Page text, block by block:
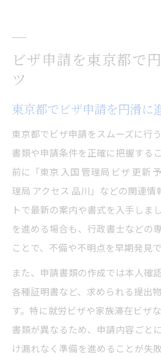
ビザ申請を東京都で
ツ
東京都でビザ申請を円滑に
東京都でビザ申請をスムーズに行
書類や申請条件を正確に把握する
前に「東京 入国 管理局 ビザ 更新
理局 アクセス 品川」などの関連情
トで最新の案内や書式を入手しま
を進める場合も、行政書士などの
ことで、不備や不明点を早期発見で
また、申請書類の作成では本人確
各種証明書など、求められる提出
す。特に就労ビザや家族滞在ビザ
書類が異なるため、申請内容ごと
け漏れなく準備を進めることが失